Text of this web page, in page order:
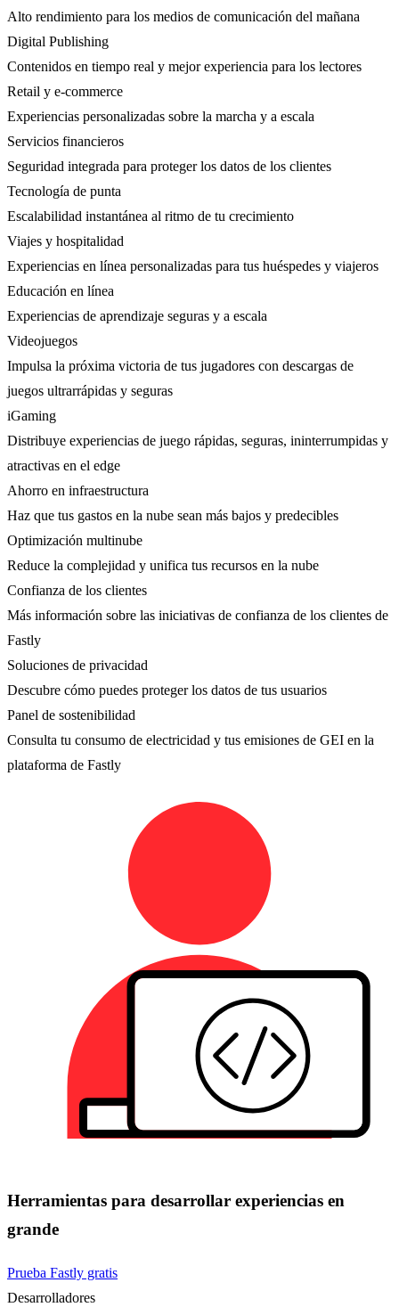
Alto rendimiento para los medios de comunicación del mañana
Digital Publishing
Contenidos en tiempo real y mejor experiencia para los lectores
Retail y e-commerce
Experiencias personalizadas sobre la marcha y a escala
Servicios financieros
Seguridad integrada para proteger los datos de los clientes
Tecnología de punta
Escalabilidad instantánea al ritmo de tu crecimiento
Viajes y hospitalidad
Experiencias en línea personalizadas para tus huéspedes y viajeros
Educación en línea
Experiencias de aprendizaje seguras y a escala
Videojuegos
Impulsa la próxima victoria de tus jugadores con descargas de
juegos ultrarrápidas y seguras
iGaming
Distribuye experiencias de juego rápidas, seguras, ininterrumpidas y
atractivas en el edge
Ahorro en infraestructura
Haz que tus gastos en la nube sean más bajos y predecibles
Optimización multinube
Reduce la complejidad y unifica tus recursos en la nube
Confianza de los clientes
Más información sobre las iniciativas de confianza de los clientes de
Fastly
Soluciones de privacidad
Descubre cómo puedes proteger los datos de tus usuarios
Panel de sostenibilidad
Consulta tu consumo de electricidad y tus emisiones de GEI en la
plataforma de Fastly
Herramientas para desarrollar experiencias en
grande
Prueba Fastly gratis
Desarrolladores